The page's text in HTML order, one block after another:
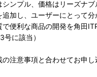
シンプル、価格はリーズナブ
追加し、ユーザーにとって
便利な商品の開発を角田
に該当）
の注意事項と合わせてお申